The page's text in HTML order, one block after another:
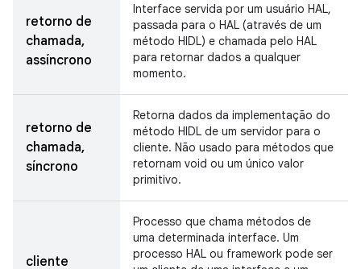
retorno de
chamada,
assíncrono
Interface servida por um usuário HAL,
passada para o HAL (através de um
método HIDL) e chamada pelo HAL
para retornar dados a qualquer
momento.
retorno de
chamada,
síncrono
Retorna dados da implementação do
método HIDL de um servidor para o
cliente. Não usado para métodos que
retornam void ou um único valor
primitivo.
cliente
Processo que chama métodos de
uma determinada interface. Um
processo HAL ou framework pode ser